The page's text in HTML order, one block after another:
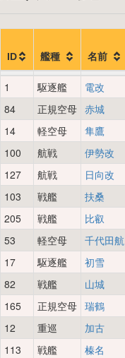
ID 艦種 名前
1 駆逐艦 電改
84
正規空母 赤城
14
軽空母 隼鷹
100
航戦 伊勢改
127
航戦 日向改
103
戦艦 扶桑
205
戦艦 比叡
53
軽空母 千代田航
17
駆逐艦 初雪
82
戦艦 山城
165
正規空母 瑞鶴
12
重巡 加古
113
戦艦 榛名